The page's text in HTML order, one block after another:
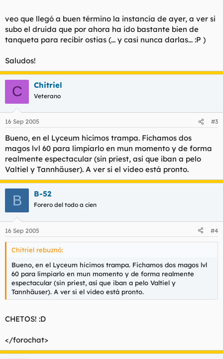
veo que llegó a buen término la instancia de ayer, a ver si
subo el druida que por ahora ha ido bastante bien de
tanqueta para recibir ostias (... y casi nunca darlas... :P )
Saludos!
C Chitriel
Veterano
16 Sep 2005 #3
Bueno, en el Lyceum hicimos trampa. Fichamos dos
magos lvl 60 para limpiarlo en mun momento y de forma
realmente espectacular (sin priest, así que iban a pelo
Valtiel y Tannhäuser). A ver si el video está pronto.
B B-52
Forero del todo a cien
16 Sep 2005 #4
Chitriel rebuznó:
Bueno, en el Lyceum hicimos trampa. Fichamos dos magos lvl
60 para limpiarlo en mun momento y de forma realmente
espectacular (sin priest, así que iban a pelo Valtiel y
Tannhäuser). A ver si el video está pronto.
CHETOS! :D
</forochat>